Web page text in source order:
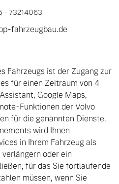
- 73214063
fahrzeugbau.de
Fahrzeugs ist der Zugang zur
für einen Zeitraum von 4
Google Maps,
Funktionen der Volvo
für die genannten Dienste.
wird Ihnen
in Ihrem Fahrzeug als
oder ein
für das Sie fortlaufende
müssen, wenn Sie